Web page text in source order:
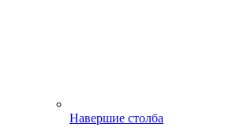
Навершие столба